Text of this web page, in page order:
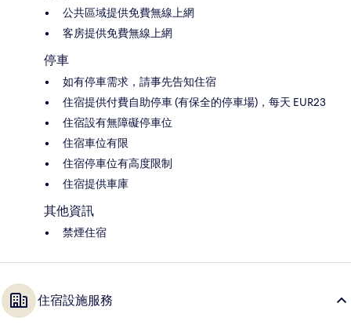
公共區域提供免費無線上網
客房提供免費無線上網
停車
如有停車需求，請事先告知住宿
住宿提供付費自助停車 (有保全的停車場)，每天 EUR23
住宿設有無障礙停車位
住宿車位有限
住宿停車位有高度限制
住宿提供車庫
其他資訊
禁煙住宿
住宿設施服務